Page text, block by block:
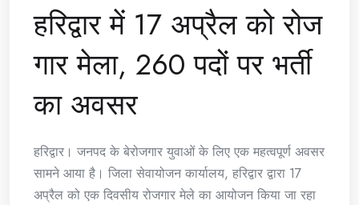
हरिद्वार में 17 अप्रैल को रोज
गार मेला, 260 पदों पर भर्ती
का अवसर
हरिद्वार। जनपद के बेरोजगार युवाओं के लिए एक महत्वपूर्ण अवसर
सामने आया है। जिला सेवायोजन कार्यालय, हरिद्वार द्वारा 17
अप्रैल को एक दिवसीय रोजगार मेले का आयोजन किया जा रहा